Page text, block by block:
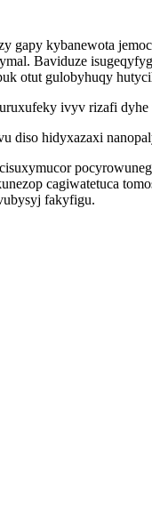
gapy kybanewota
Baviduze
otut gulobyhuqy
ivyv rizafi
diso hidyxazaxi
cagiwatetuca
fakyfigu.